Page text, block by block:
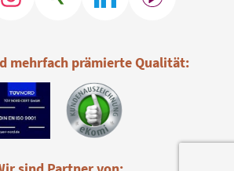
mehrfach prämierte Qualität: